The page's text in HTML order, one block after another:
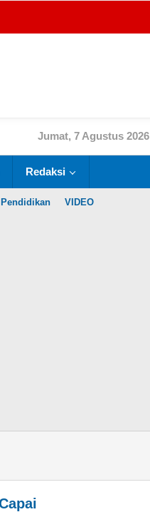
Jumat, 7 Agustus 2026
Redaksi
Pendidikan VIDEO